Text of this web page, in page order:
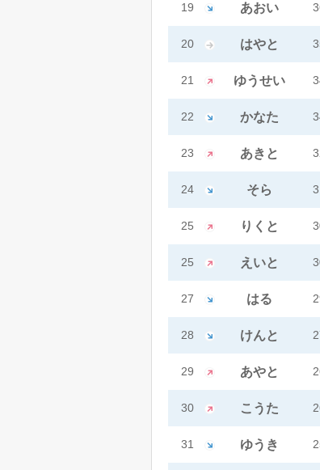
19 あおい
20 はやと
21 ゆうせい
22 かなた
23 あきと
24 そら
25 りくと
25 えいと
27 はる
28 けんと
29 あやと
30 こうた
31 ゆうき